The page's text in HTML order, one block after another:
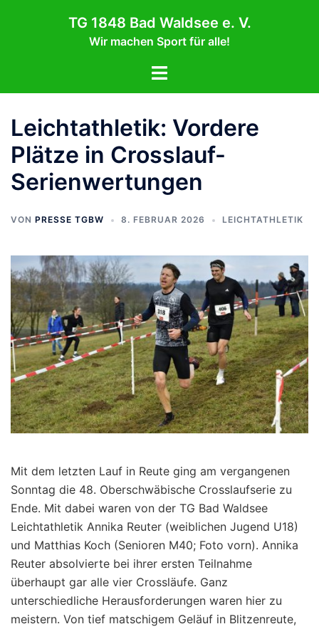
TG 1848 Bad Waldsee e. V.
Wir machen Sport für alle!
Menü
Leichtathletik: Vordere
Plätze in Crosslauf-
Serienwertungen
VON PRESSE TGBW 8. FEBRUAR 2026 LEICHTATHLETIK
Mit dem letzten Lauf in Reute ging am vergangenen
Sonntag die 48. Oberschwäbische Crosslaufserie zu
Ende. Mit dabei waren von der TG Bad Waldsee
Leichtathletik Annika Reuter (weiblichen Jugend U18)
und Matthias Koch (Senioren M40; Foto vorn). Annika
Reuter absolvierte bei ihrer ersten Teilnahme
überhaupt gar alle vier Crossläufe. Ganz
unterschiedliche Herausforderungen waren hier zu
meistern. Von tief matschigem Geläuf in Blitzenreute,